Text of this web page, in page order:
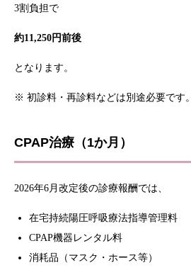
3割負担で
約11,250円前後
となります。
※ 初診料・再診料などは別途必要です。
CPAP治療（1か月）
2026年6月改定後の診療報酬では、
在宅持続陽圧呼吸療法指導管理料
CPAP機器レンタル料
消耗品（マスク・ホース等）